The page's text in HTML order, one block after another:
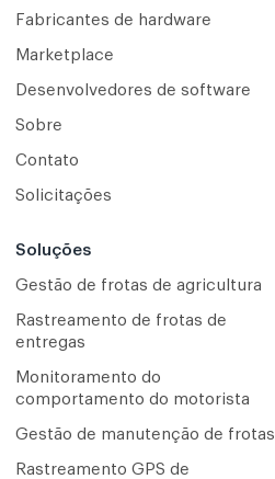
Fabricantes de hardware
Marketplace
Desenvolvedores de software
Sobre
Contato
Solicitações
Soluções
Gestão de frotas de agricultura
Rastreamento de frotas de
entregas
Monitoramento do
comportamento do motorista
Gestão de manutenção de frotas
Rastreamento GPS de